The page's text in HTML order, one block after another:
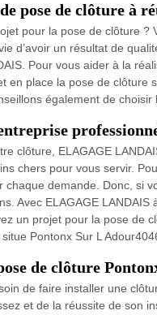
pose de clôture à
pour la pose de clôture ?
d’avoir un résultat de
Pour vous aider à la
en place la pose de clôture
également de
clôture, ELAGAGE
chers pour vous servir.
chaque demande. Donc, si
Avec ELAGAGE
un projet pour la pose de
Pontonx Sur L
de clôture
de faire installer une
et de la réussite de son